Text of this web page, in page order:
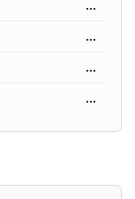
...
...
...
...